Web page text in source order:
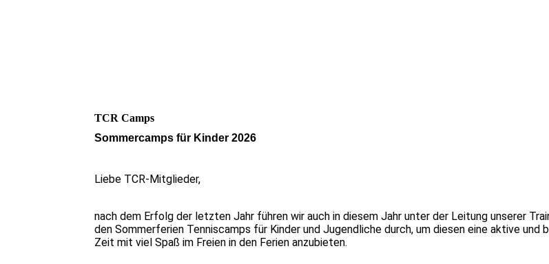
TCR Camps
Sommercamps für Kinder 2026
Liebe TCR-Mitglieder,
nach dem Erfolg der letzten Jahr führen wir auch in diesem Jahr unter der Leitung unserer
den Sommerferien Tenniscamps für Kinder und Jugendliche durch, um diesen eine aktive und
Zeit mit viel Spaß im Freien in den Ferien anzubieten.